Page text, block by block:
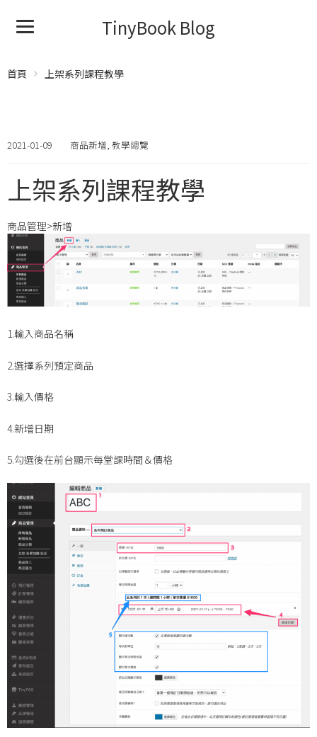
TinyBook Blog
首頁 上架系列課程教學
2021-01-09 商品新增, 教學總覽
上架系列課程教學
商品管理>新增
1.輸入商品名稱
2.選擇系列預定商品
3.輸入價格
4.新增日期
5.勾選後在前台顯示每堂課時間＆價格